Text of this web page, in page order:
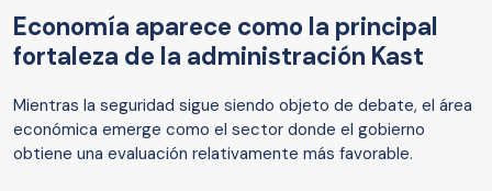
Economía aparece como la principal
fortaleza de la administración Kast
Mientras la seguridad sigue siendo objeto de debate, el área
económica emerge como el sector donde el gobierno
obtiene una evaluación relativamente más favorable.